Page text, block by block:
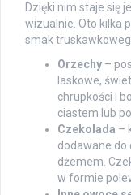
Dzięki nim staje się
wizualnie. Oto kilka
smak
Orzechy –
laskowe,
chrupkości i
ciastem lub
Czekolada –
dodawane do
dżemem.
w formie